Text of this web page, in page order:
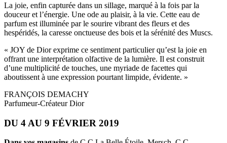
La joie, enfin capturée dans un sillage, marqué à la fois par la
douceur et l’énergie. Une ode au plaisir, à la vie. Cette eau de
parfum est illuminée par le sourire vibrant des fleurs et des
hespéridés, la caresse onctueuse des bois et la sérénité des Muscs.
« JOY de Dior exprime ce sentiment particulier qu’est la joie en
offrant une interprétation olfactive de la lumière. Il est construit
d’une multiplicité de touches, une myriade de facettes qui
aboutissent à une expression pourtant limpide, évidente. »
FRANÇOIS DEMACHY
Parfumeur-Créateur Dior
DU 4 AU 9 FÉVRIER 2019